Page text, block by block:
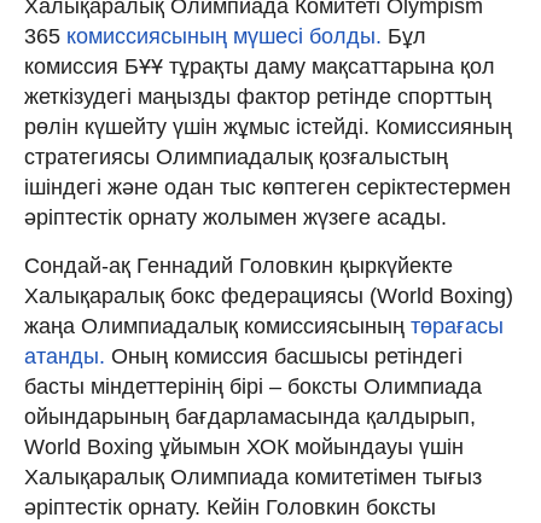
Халықаралық Олимпиада Комитеті Olympism
365 комиссиясының мүшесі болды. Бұл
комиссия БҰҰ тұрақты даму мақсаттарына қол
жеткізудегі маңызды фактор ретінде спорттың
рөлін күшейту үшін жұмыс істейді. Комиссияның
стратегиясы Олимпиадалық қозғалыстың
ішіндегі және одан тыс көптеген серіктестермен
әріптестік орнату жолымен жүзеге асады.
Cондай-ақ Геннадий Головкин қыркүйекте
Халықаралық бокс федерациясы (World Boxing)
жаңа Олимпиадалық комиссиясының төрағасы
атанды. Оның комиссия басшысы ретіндегі
басты міндеттерінің бірі – боксты Олимпиада
ойындарының бағдарламасында қалдырып,
World Boxing ұйымын ХОК мойындауы үшін
Халықаралық Олимпиада комитетімен тығыз
әріптестік орнату. Кейін Головкин боксты